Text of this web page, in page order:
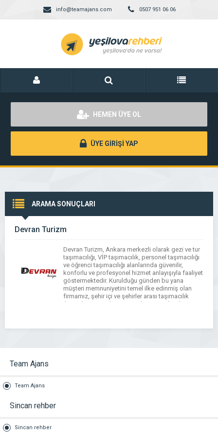
info@teamajans.com 0507 951 06 06
HEMEN ÜYE OL
ÜYE GİRİŞİ YAP
ARAMA SONUÇLARI
Devran Turizm
Devran Turizm, Ankara merkezli olarak gezi ve tur
taşımacılığı, VİP taşımacılık, personel taşımacılığı
ve öğrenci taşımacılığı alanlarında güvenilir,
konforlu ve profesyonel hizmet anlayışıyla faaliyet
göstermektedir. Kurulduğu günden bu yana
müşteri memnuniyetini temel ilke edinmiş olan
firmamız, şehir içi ve şehirler arası taşımacılık
ihtiyaçlarına modern çözümler sunmaktadır.
Team Ajans
Team Ajans
Sincan rehber
Sincan rehber